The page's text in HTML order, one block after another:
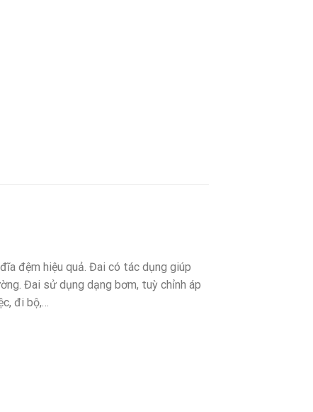
đệm hiệu quả. Đai có tác dụng giúp
Đai sử dụng dạng bơm, tuỳ chỉnh áp
đi bộ,…